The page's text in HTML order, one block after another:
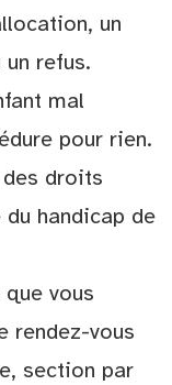
un
refus.
mal
pour rien.
droits
handicap de
vous
rendez-vous
section par